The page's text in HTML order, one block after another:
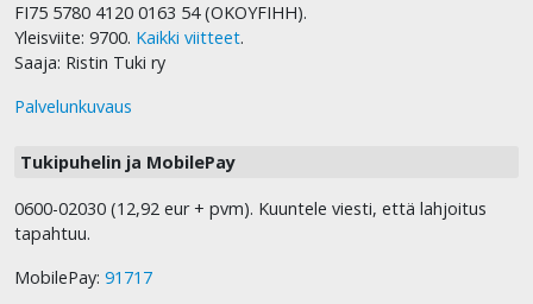
FI75 5780 4120 0163 54 (OKOYFIHH).
Yleisviite: 9700. Kaikki viitteet.
Saaja: Ristin Tuki ry
Palvelunkuvaus
Tukipuhelin ja MobilePay
0600-02030 (12,92 eur + pvm). Kuuntele viesti, että lahjoitus
tapahtuu.
MobilePay: 91717